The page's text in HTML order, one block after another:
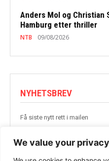
We value your privacy
Anders Mol og Christian
Hamburg etter thriller
NTB 09/08/2026
NYHETSBREV
Få siste nytt rett i mailen